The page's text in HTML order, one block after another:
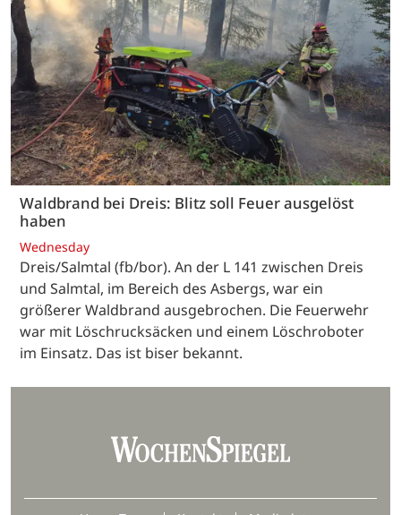
Waldbrand bei Dreis: Blitz soll Feuer ausgelöst
haben
Wednesday
Dreis/Salmtal (fb/bor). An der L 141 zwischen Dreis
und Salmtal, im Bereich des Asbergs, war ein
größerer Waldbrand ausgebrochen. Die Feuerwehr
war mit Löschrucksäcken und einem Löschroboter
im Einsatz. Das ist biser bekannt.